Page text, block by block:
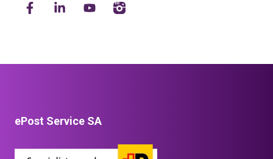
ePost Service SA